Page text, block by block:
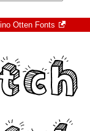
Otten Fonts